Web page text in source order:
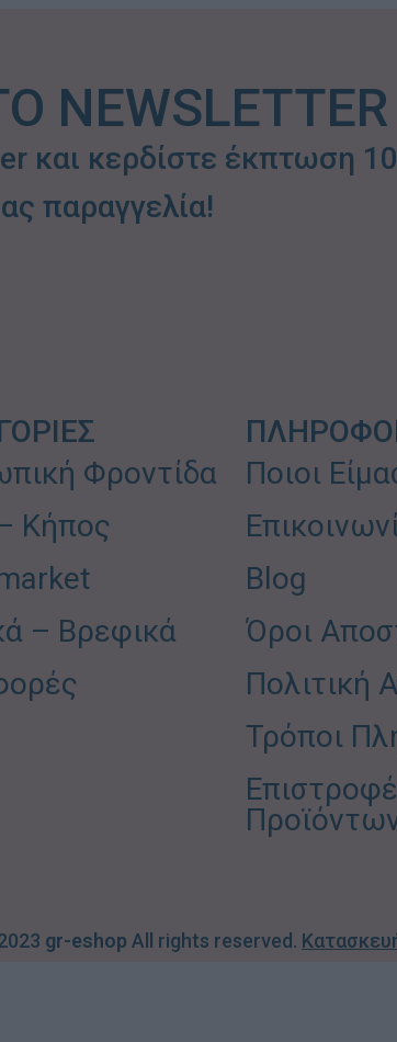
NEWSLETTER
και κερδίστε έκπτωση
παραγγελία!
Φροντίδα
Κήπος
– Βρεφικά
Ποιοι
Blog
Όροι
Πολιτική
Τρόποι
gr-eshop All rights reserved.